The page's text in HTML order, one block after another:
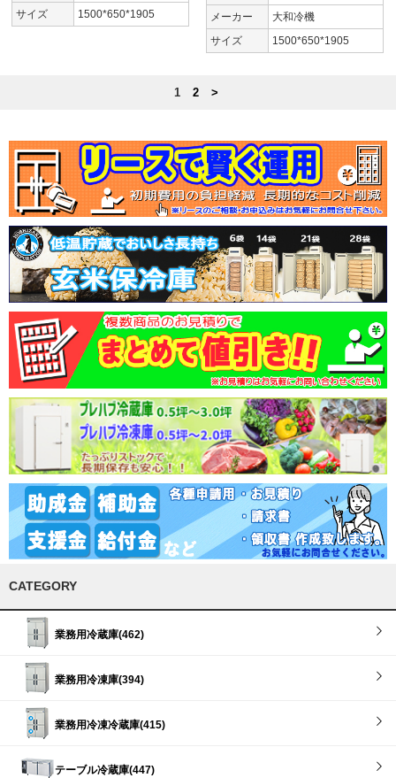
サイズ
1500*650*1905
メーカー
大和冷機
サイズ
1500*650*1905
1 2 >
CATEGORY
業務用冷蔵庫(462)
業務用冷凍庫(394)
業務用冷凍冷蔵庫(415)
テーブル冷蔵庫(447)